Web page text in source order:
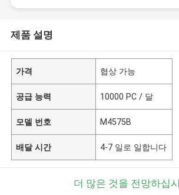
제품 설명
가격 협상 가능
공급 능력 10000 PC / 달
모델 번호 M4575B
배달 시간 4-7 일로 일합니다
더 많은 것을 전망하십